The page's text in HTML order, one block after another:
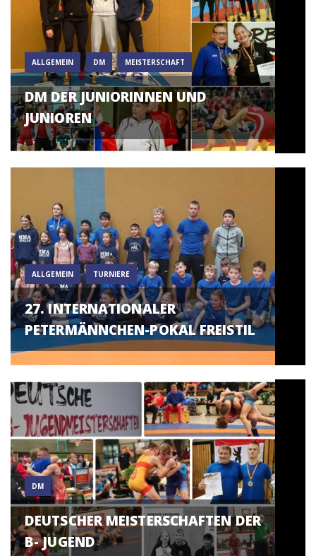
ALLGEMEIN DM MEISTERSCHAFT
DM DER JUNIORINNEN UND
JUNIOREN
ALLGEMEIN TURNIERE
27. INTERNATIONALER
PETERMÄNNCHEN-POKAL FREISTIL
DM
DEUTSCHER MEISTERSCHAFTEN DER
B- JUGEND